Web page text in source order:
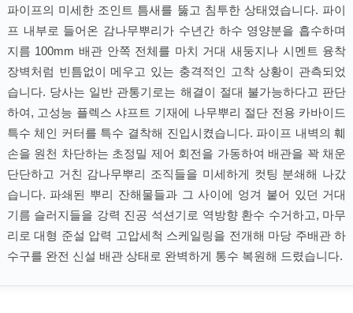
파이프의 미세한 조인트 틈새를 뚫고 침투한 상태였습니다. 파이
프 내부로 들어온 감나무뿌리가 수년간 하수 영양분을 흡수하며
지름 100mm 배관 안쪽 전체를 마치 거대 새둥지나 시멘트 융착
장벽처럼 빈틈없이 메우고 있는 충격적인 고착 상황이 관측되었
습니다. 당사는 일반 관통기로는 해결이 절대 불가능하다고 판단
하여, 고성능 플렉스 샤프트 기재에 나무뿌리 절단 전용 카바이드
특수 체인 커터를 특수 결착해 진입시켰습니다. 파이프 내벽의 훼
손을 원천 차단하는 초정밀 제어 회전을 가동하여 배관을 꽉 채운
단단하고 거친 감나무뿌리 조직들을 미세하게 컷팅 분쇄해 나갔
습니다. 파쇄된 뿌리 잔해물들과 그 사이에 엉겨 붙어 있던 거대
기름 슬러지들을 강력 진공 석션기로 역방향 환수 수거하고, 마무
리로 대형 준설 압력 고압세척 스케일링을 전개해 마당 주배관 하
수구를 완전 신설 배관 상태로 완벽하게 통수 복원해 드렸습니다.